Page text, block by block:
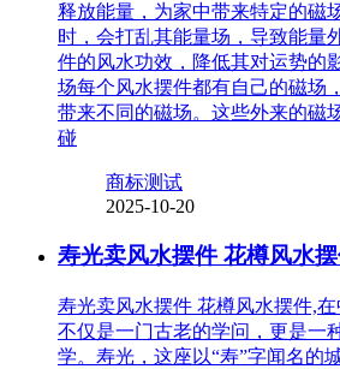
释放能量，为家中带来特定的磁
时，会打乱其能量场，导致能量
件的风水功效，降低其对运势的
场每个风水摆件都有自己的磁场
带来不同的磁场。这些外来的磁
碰
商标测试
2025-10-20
寿光卖风水摆件 花樽风水
寿光卖风水摆件 花樽风水摆件,
不仅是一门古老的学问，更是一
学。寿光，这座以“寿”字闻名的